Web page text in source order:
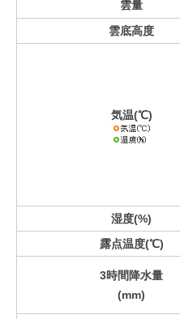
雲量
雲底高度
気温(℃)
湿度(%)
露点温度(℃)
3時間降水量
(mm)